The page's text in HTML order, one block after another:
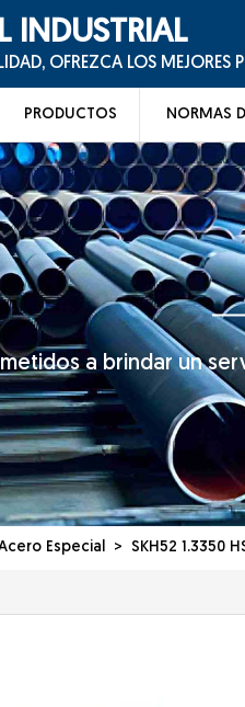
INDUSTRIAL
OFREZCA LOS MEJORES
PRODUCTOS NORMAS
a brindar un
Especial> SKH52 1.3350